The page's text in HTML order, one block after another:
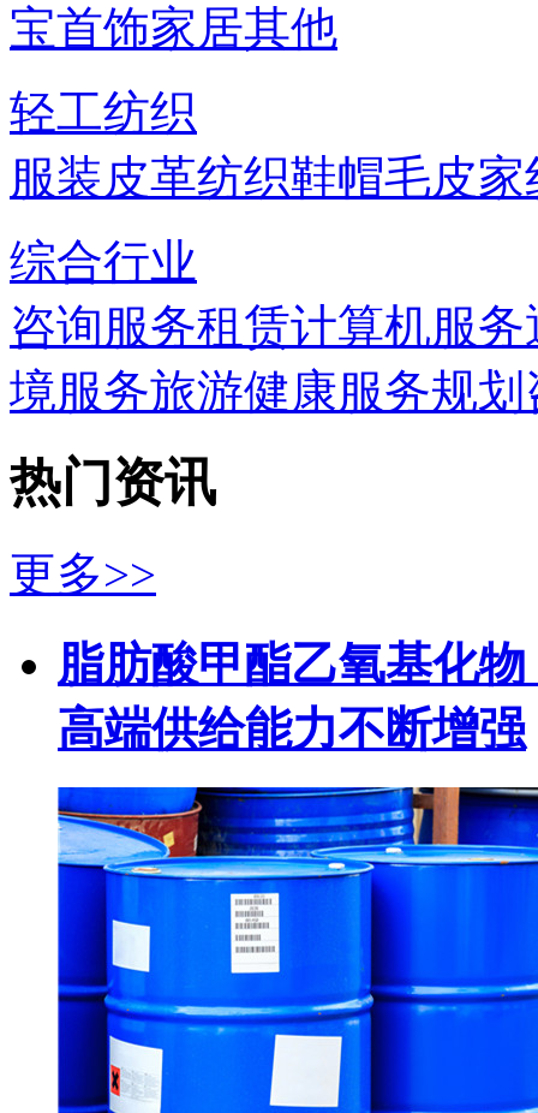
宝首饰家居其他
轻工纺织
服装皮革纺织鞋帽毛皮家
综合行业
咨询服务租赁计算机服务
境服务旅游健康服务规划
热门资讯
更多>>
脂肪酸甲酯乙氧基化
高端供给能力不断增强